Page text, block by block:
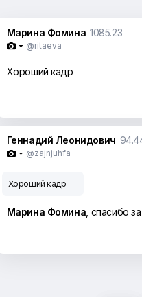
Марина Фомина 1085.23
 @ritaeva
Хороший кадр
Геннадий Леонидович
 @zajnjuhfa
Хороший кадр
Марина Фомина, спасибо